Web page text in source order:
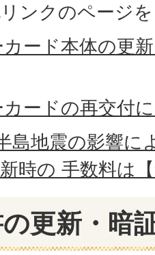
ンクのページ
ード本体の更
ードの再交付
島地震の影響に
時の 手数料は
更新・暗